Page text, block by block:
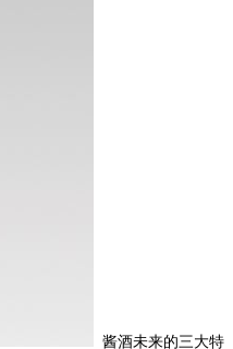
酱酒未来的三大特